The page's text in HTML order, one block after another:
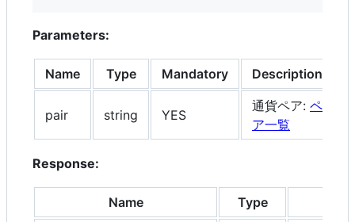
Parameters:
Name Type Mandatory Description
pair string YES
通貨ペア: ペ
ア一覧
Response:
Name Type